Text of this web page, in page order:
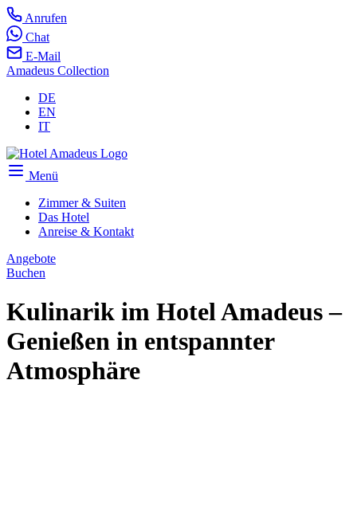
Anrufen
Chat
E-Mail
Amadeus Collection
DE
EN
IT
Menü
Zimmer & Suiten
Das Hotel
Anreise & Kontakt
Angebote
Buchen
Kulinarik im Hotel Amadeus –
Genießen in entspannter
Atmosphäre